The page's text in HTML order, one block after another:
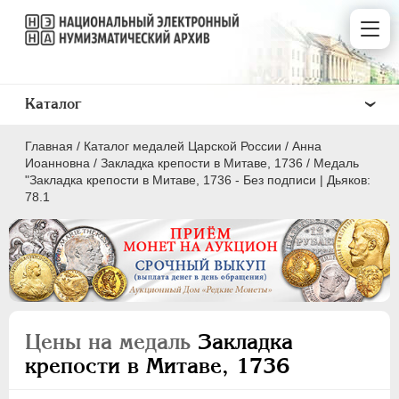
Главная / Каталог медалей Царской России / Анна
Иоанновна / Закладка крепости в Митаве, 1736 / Медаль
"Закладка крепости в Митаве, 1736 - Без подписи | Дьяков:
78.1
Цены на медаль Закладка
крепости в Митаве, 1736
Каталог
ВСЕ
ПEТР I 1699-1725
ПЕТР II
АННА ИОАННОВНА 1730-1740